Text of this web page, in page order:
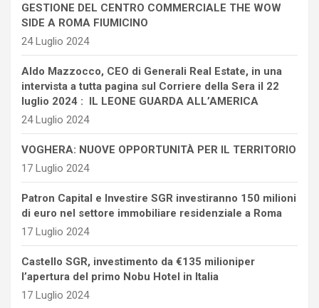
GESTIONE DEL CENTRO COMMERCIALE THE WOW
SIDE A ROMA FIUMICINO
24 Luglio 2024
Aldo Mazzocco, CEO di Generali Real Estate, in una
intervista a tutta pagina sul Corriere della Sera il 22
luglio 2024 : IL LEONE GUARDA ALL’AMERICA
24 Luglio 2024
VOGHERA: NUOVE OPPORTUNITÀ PER IL TERRITORIO
17 Luglio 2024
Patron Capital e Investire SGR investiranno 150 milioni
di euro nel settore immobiliare residenziale a Roma
17 Luglio 2024
Castello SGR, investimento da €135 milioniper
l’apertura del primo Nobu Hotel in Italia
17 Luglio 2024